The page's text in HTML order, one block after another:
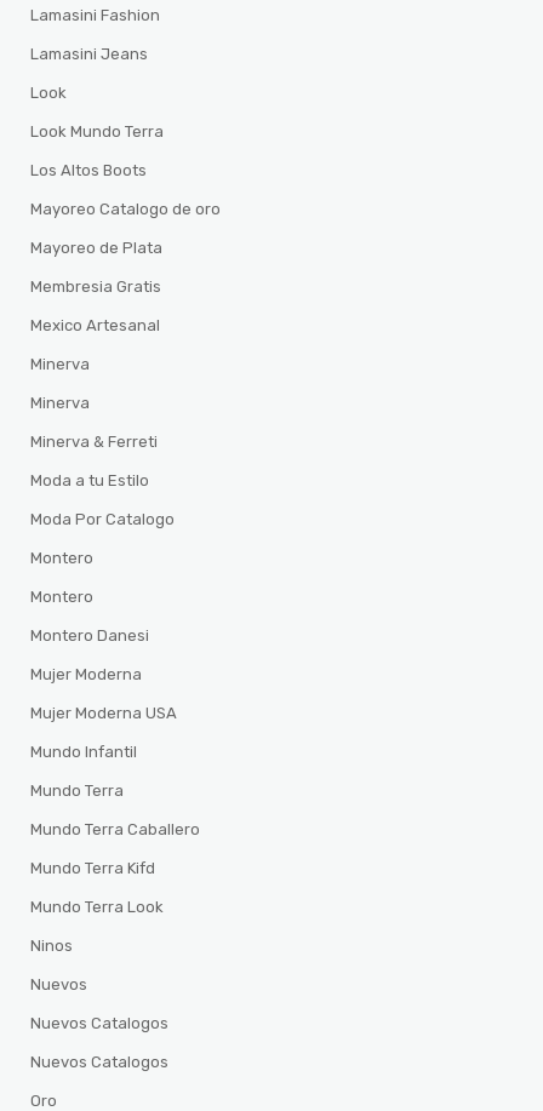
Lamasini Fashion
Lamasini Jeans
Look
Look Mundo Terra
Los Altos Boots
Mayoreo Catalogo de oro
Mayoreo de Plata
Membresia Gratis
Mexico Artesanal
Minerva
Minerva
Minerva & Ferreti
Moda a tu Estilo
Moda Por Catalogo
Montero
Montero
Montero Danesi
Mujer Moderna
Mujer Moderna USA
Mundo Infantil
Mundo Terra
Mundo Terra Caballero
Mundo Terra Kifd
Mundo Terra Look
Ninos
Nuevos
Nuevos Catalogos
Nuevos Catalogos
Oro